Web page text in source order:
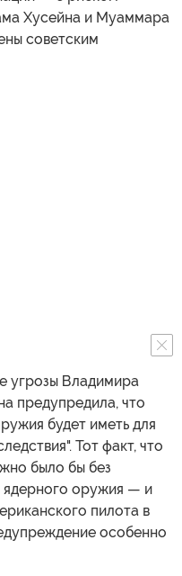
Хусейна и Муаммара
советским
угрозы Владимира
предупредила, что
будет иметь для
Тот факт, что
было бы без
ядерного оружия — и
пилота в
особенно